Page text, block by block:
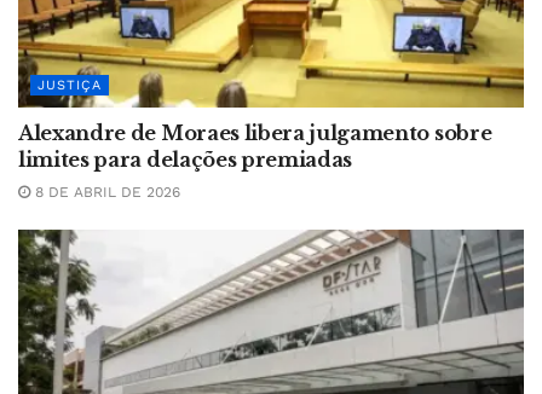
JUSTIÇA
Alexandre de Moraes libera julgamento sobre
limites para delações premiadas
8 DE ABRIL DE 2026